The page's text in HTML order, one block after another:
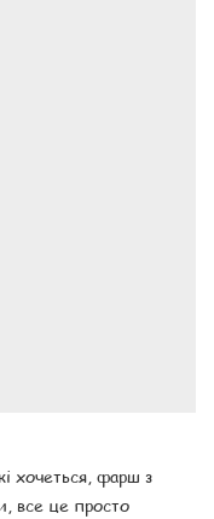
хочеться, фарш з
все це просто